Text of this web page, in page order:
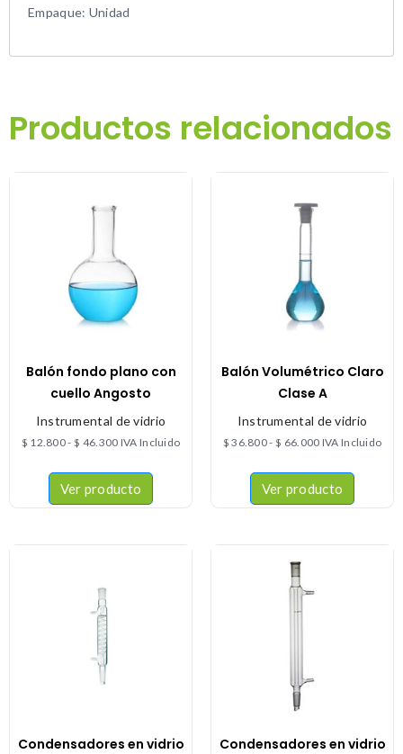
Empaque: Unidad
Productos relacionados
Balón fondo plano con
cuello Angosto
Instrumental de vidrio
$ 12.800- $ 46.300 IVA Incluido
Ver producto
Balón Volumétrico Claro
Clase A
Instrumental de vidrio
$ 36.800- $ 66.000 IVA Incluido
Ver producto
Condensadores en vidrio
Condensadores en vidrio